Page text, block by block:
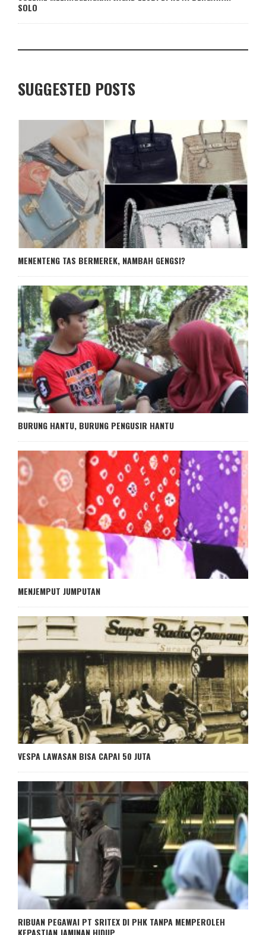
SOLO
SUGGESTED POSTS
MENENTENG TAS BERMEREK, NAMBAH GENGSI?
BURUNG HANTU, BURUNG PENGUSIR HANTU
MENJEMPUT JUMPUTAN
VESPA LAWASAN BISA CAPAI 50 JUTA
RIBUAN PEGAWAI PT SRITEX DI PHK TANPA MEMPEROLEH
KEPASTIAN JAMINAN HIDUP